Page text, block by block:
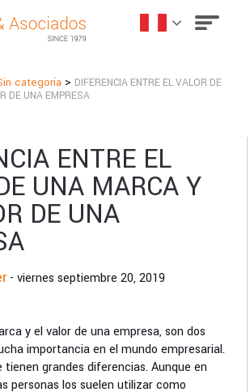
categoría > DIFERENCIA ENTRE EL VALOR DE
DE UNA EMPRESA
ENTRE EL
UNA MARCA Y
DE UNA
- viernes septiembre 20, 2019
y el valor de una empresa, son dos
importancia en el mundo empresarial.
grandes diferencias. Aunque en
personas los suelen utilizar como